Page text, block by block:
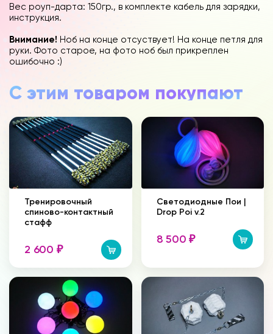
Вес роуп-дарта: 150гр., в комплекте кабель для зарядки,
инструкция.
Внимание! Ноб на конце отсуствует! На конце петля для
руки. Фото старое, на фото ноб был прикреплен
ошибочно :)
С этим товаром покупают
Тренировочный
спиново-контактный
стафф
2 600 ₽
Светодиодные Пои |
Drop Poi v.2
8 500₽